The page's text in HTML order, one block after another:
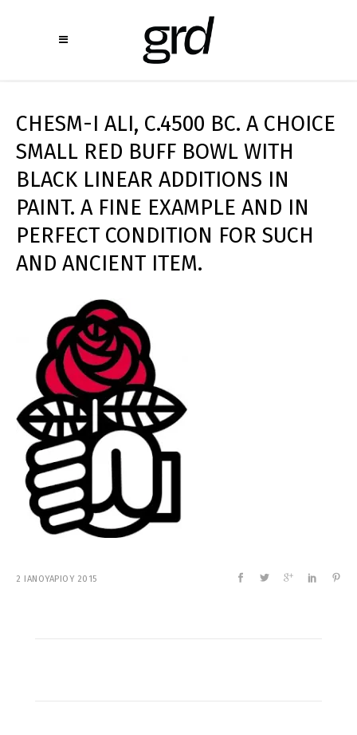
CHESM-I ALI, C.4500 BC. A CHOICE
SMALL RED BUFF BOWL WITH
BLACK LINEAR ADDITIONS IN
PAINT. A FINE EXAMPLE AND IN
PERFECT CONDITION FOR SUCH
AND ANCIENT ITEM.
2 ΙΑΝΟΥΑΡΙΟΥ 2015